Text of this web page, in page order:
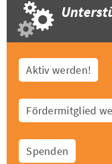
Aktiv werden!
Fördermitglied
Spenden